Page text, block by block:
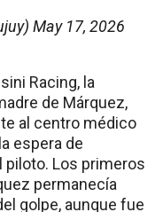
May 17, 2026
Racing, la
de Márquez,
al centro médico
espera de
Los primeros
permanecía
golpe, aunque fue